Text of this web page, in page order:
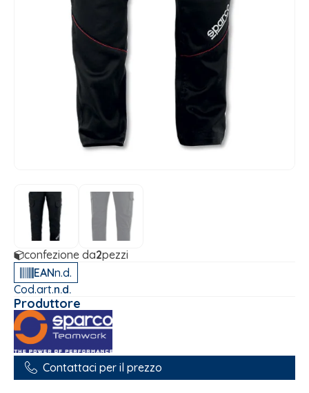
confezione da2pezzi
EANn.d.
Cod.art.n.d.
Produttore
Contattaci per il prezzo